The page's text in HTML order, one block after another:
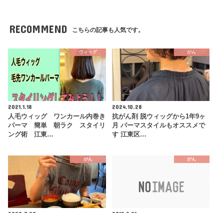
RECOMMEND こちらの記事も人気です。
ウィッグ
2021.1.18
人毛ウィッグ ワンカール内巻き
パーマ 簡単 朝ラク スタイリ
ング術 江東…
がん
2024.10.28
抗がん剤 脱ウィッグから1年9ヶ
月 パーマスタイルもオススメで
す 江東区…
がん がん